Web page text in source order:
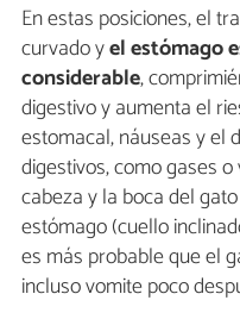
En estas posiciones, el
curvado yel estómago
considerable,
digestivo y aumenta el
estomacal, náuseas y el
digestivos, como gases
cabeza y la boca del
estómago (cuello
es más probable que el
incluso vomite poco